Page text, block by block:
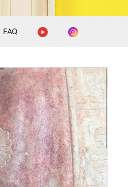
FAQ YoutubeInstagram